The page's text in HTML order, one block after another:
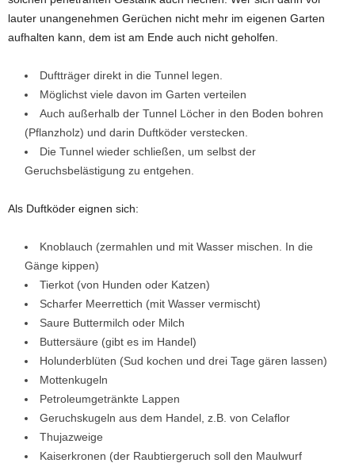
lauter unangenehmen Gerüchen nicht mehr im eigenen Garten
aufhalten kann, dem ist am Ende auch nicht geholfen.
Duftträger direkt in die Tunnel legen.
Möglichst viele davon im Garten verteilen
Auch außerhalb der Tunnel Löcher in den Boden bohren
(Pflanzholz) und darin Duftköder verstecken.
Die Tunnel wieder schließen, um selbst der
Geruchsbelästigung zu entgehen.
Als Duftköder eignen sich:
Knoblauch (zermahlen und mit Wasser mischen. In die
Gänge kippen)
Tierkot (von Hunden oder Katzen)
Scharfer Meerrettich (mit Wasser vermischt)
Saure Buttermilch oder Milch
Buttersäure (gibt es im Handel)
Holunderblüten (Sud kochen und drei Tage gären lassen)
Mottenkugeln
Petroleumgetränkte Lappen
Geruchskugeln aus dem Handel, z.B. von Celaflor
Thujazweige
Kaiserkronen (der Raubtiergeruch soll den Maulwurf